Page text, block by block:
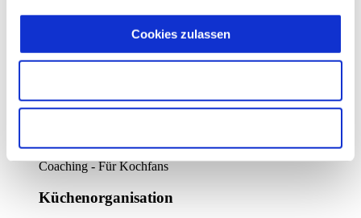
Cookies zulassen
Ernährungscoaching und Cooking
ab€58.00
Coaching - Für Kochfans
Küchenorganisation